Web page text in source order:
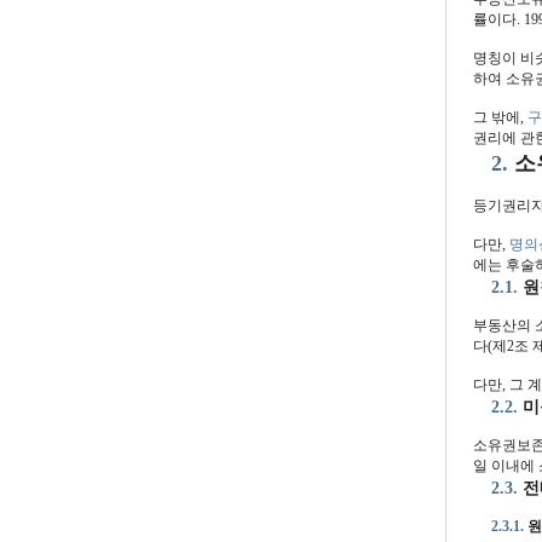
률이다.
명칭이 비
하여 소유
그 밖에,
권리에 관
2. 소
등기권리
다만, 명의
에는 후술
2.1.
부동산의
다(제2조
다만, 그
2.2.
소유권보
일 이내에
2.3.
2.3.1.